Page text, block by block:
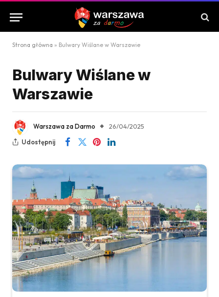
Strona główna » Bulwary Wiślane w Warszawie
Bulwary Wiślane w
Warszawie
Warszawa za Darmo
26/04/2025
Udostępnij